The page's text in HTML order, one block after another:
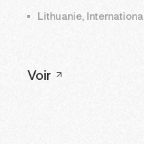
Lithuanie, International
Voir